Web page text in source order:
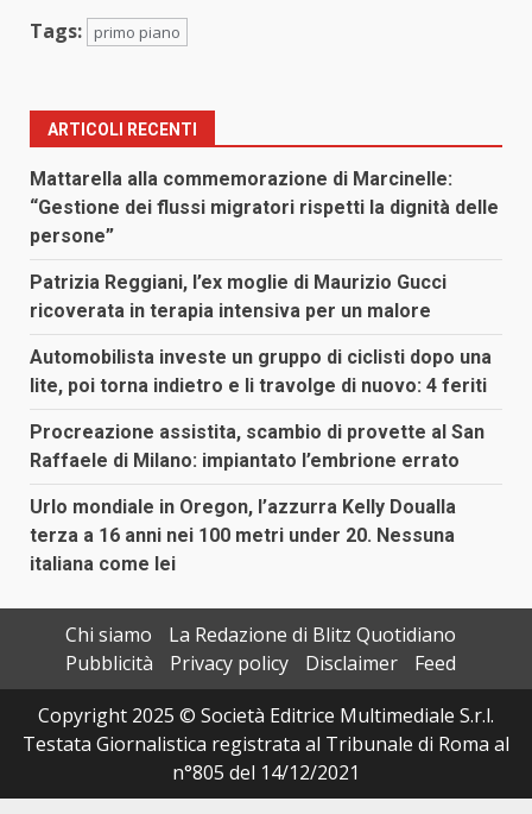
Tags: primo piano
ARTICOLI RECENTI
Mattarella alla commemorazione di Marcinelle:
“Gestione dei flussi migratori rispetti la dignità delle
persone”
Patrizia Reggiani, l’ex moglie di Maurizio Gucci
ricoverata in terapia intensiva per un malore
Automobilista investe un gruppo di ciclisti dopo una
lite, poi torna indietro e li travolge di nuovo: 4 feriti
Procreazione assistita, scambio di provette al San
Raffaele di Milano: impiantato l’embrione errato
Urlo mondiale in Oregon, l’azzurra Kelly Doualla
terza a 16 anni nei 100 metri under 20. Nessuna
italiana come lei
Chi siamo
La Redazione di Blitz Quotidiano
Pubblicità
Privacy policy Disclaimer
Feed
Copyright 2025 © Società Editrice Multimediale S.r.l.
Testata Giornalistica registrata al Tribunale di Roma al
n°805 del 14/12/2021